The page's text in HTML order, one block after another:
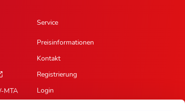
MTA
Service
Preisinformationen
Kontakt
Registrierung
Login